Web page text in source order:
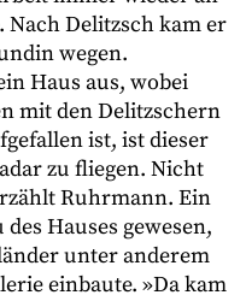
Delitzsch kam er
wegen.
Haus aus, wobei
mit den Delitzschern
ist, ist dieser
zu fliegen. Nicht
Ruhrmann. Ein
Hauses gewesen,
unter anderem
einbaute. »Da kam